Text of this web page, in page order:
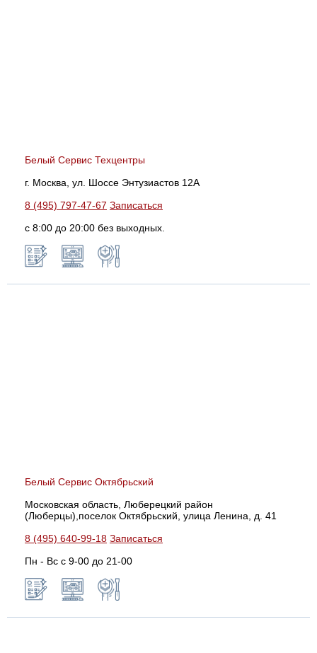
Белый Сервис Техцентры
г. Москва, ул. Шоссе Энтузиастов 12А
8 (495) 797-47-67 Записаться
с 8:00 до 20:00 без выходных.
Белый Сервис Октябрьский
Московская область, Люберецкий район
(Люберцы),поселок Октябрьский, улица Ленина, д. 41
8 (495) 640-99-18 Записаться
Пн - Вс с 9-00 до 21-00